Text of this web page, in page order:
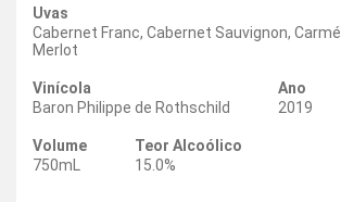
Uvas
Cabernet Franc, Cabernet Sauvignon,
Merlot
Vinícola
Baron Philippe de Rothschild
Ano
2019
Volume
750mL
Teor Alcoólico
15.0%